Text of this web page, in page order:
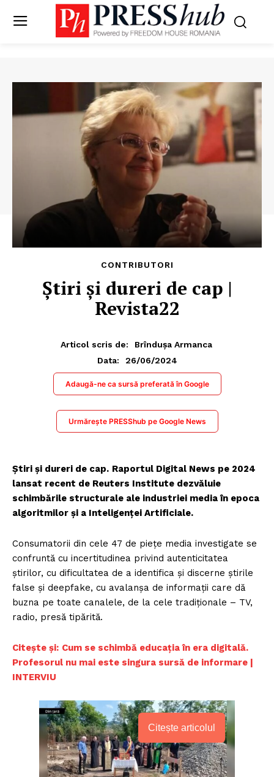
CONTRIBUTORI
Știri și dureri de cap |
Revista22
Articol scris de:
Brîndușa Armanca
Data:
26/06/2024
Adaugă-ne ca sursă preferată în Google
Urmărește PRESShub pe Google News
Știri și dureri de cap. Raportul Digital News pe 2024
lansat recent de Reuters Institute dezvăluie
schimbările structurale ale industriei media în epoca
algoritmilor și a Inteligenței Artificiale.
Consumatorii din cele 47 de piețe media investigate se
confruntă cu incertitudinea privind autenticitatea
știrilor, cu dificultatea de a identifica și discerne știrile
false și deepfake, cu avalanșa de informații care dă
buzna pe toate canalele, de la cele tradiționale – TV,
radio, presă tipărită.
Citește și: Cum se schimbă educația în era digitală.
Profesorul nu mai este singura sursă de informare |
INTERVIU
Citește articolul